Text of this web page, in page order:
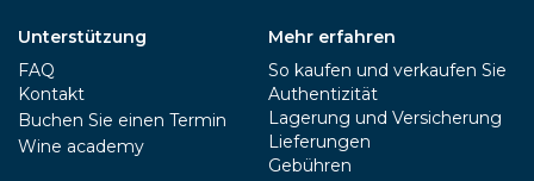
Unterstützung
FAQ
Kontakt
Buchen Sie einen Termin
Wine academy
Mehr erfahren
So kaufen und verkaufen Sie
Authentizität
Lagerung und Versicherung
Lieferungen
Gebühren